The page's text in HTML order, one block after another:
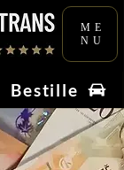
ME
NU
Bestille